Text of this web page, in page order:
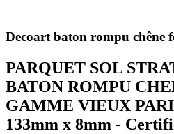
Decoart baton rompu chêne
PARQUET SOL
BATON ROMPU
GAMME VIEUX
133mm x 8mm -